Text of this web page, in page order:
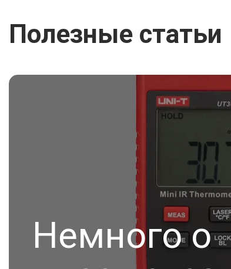
Полезные статьи
Немного о